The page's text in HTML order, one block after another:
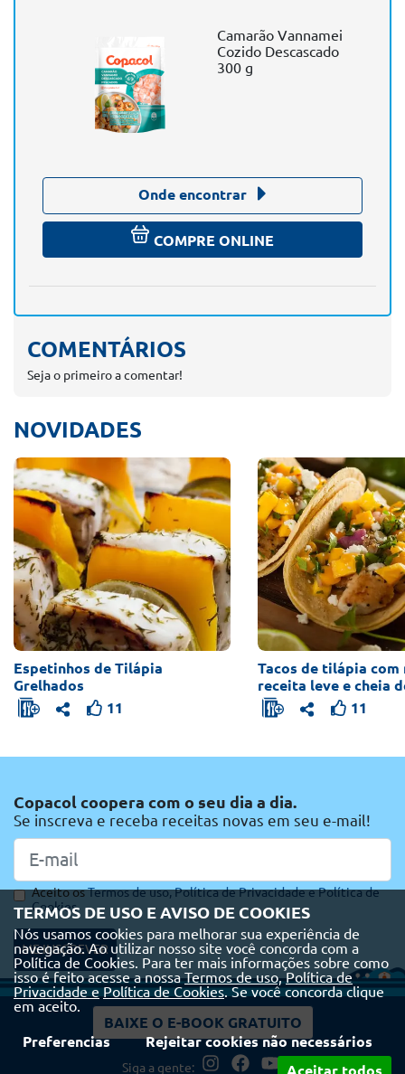
Camarão Vannamei
Cozido Descascado
300 g
Onde encontrar
COMPRE ONLINE
COMENTÁRIOS
Seja o primeiro a comentar!
NOVIDADES
Espetinhos de Tilápia
Grelhados
11
Tacos de tilápia com
receita leve e cheia
11
TERMOS DE USO E AVISO DE COOKIES
Nós usamos cookies para melhorar sua experiência de
navegação. Ao utilizar nosso site você concorda com a
Política de Cookies. Para ter mais informações sobre como
isso é feito acesse a nossaTermos de uso, Política de
Privacidade e Política de Cookies. Se você concorda clique
em aceito.
Preferencias
Rejeitar cookies não necessários
Aceitar todos
Copacol coopera com o seu dia a dia.
Se inscreva e receba receitas novas em seu e-mail!
Aceito osTermos de uso,Política de Privacidade ePolítica de
Cookies
ME INSCREVER
BAIXE O E-BOOK GRATUITO
Siga a gente: